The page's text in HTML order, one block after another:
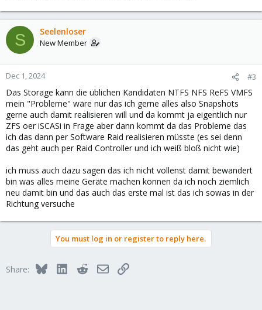
S Seelenloser
New Member
Dec 1, 2024 #3
Das Storage kann die üblichen Kandidaten NTFS NFS ReFS VMFS
mein "Probleme" wäre nur das ich gerne alles also Snapshots
gerne auch damit realisieren will und da kommt ja eigentlich nur
ZFS oer iSCASi in Frage aber dann kommt da das Probleme das
ich das dann per Software Raid realisieren müsste (es sei denn
das geht auch per Raid Controller und ich weiß bloß nicht wie)
ich muss auch dazu sagen das ich nicht vollenst damit bewandert
bin was alles meine Geräte machen können da ich noch ziemlich
neu damit bin und das auch das erste mal ist das ich sowas in der
Richtung versuche
You must log in or register to reply here.
Share: BlueskyLinkedInRedditEmailLink